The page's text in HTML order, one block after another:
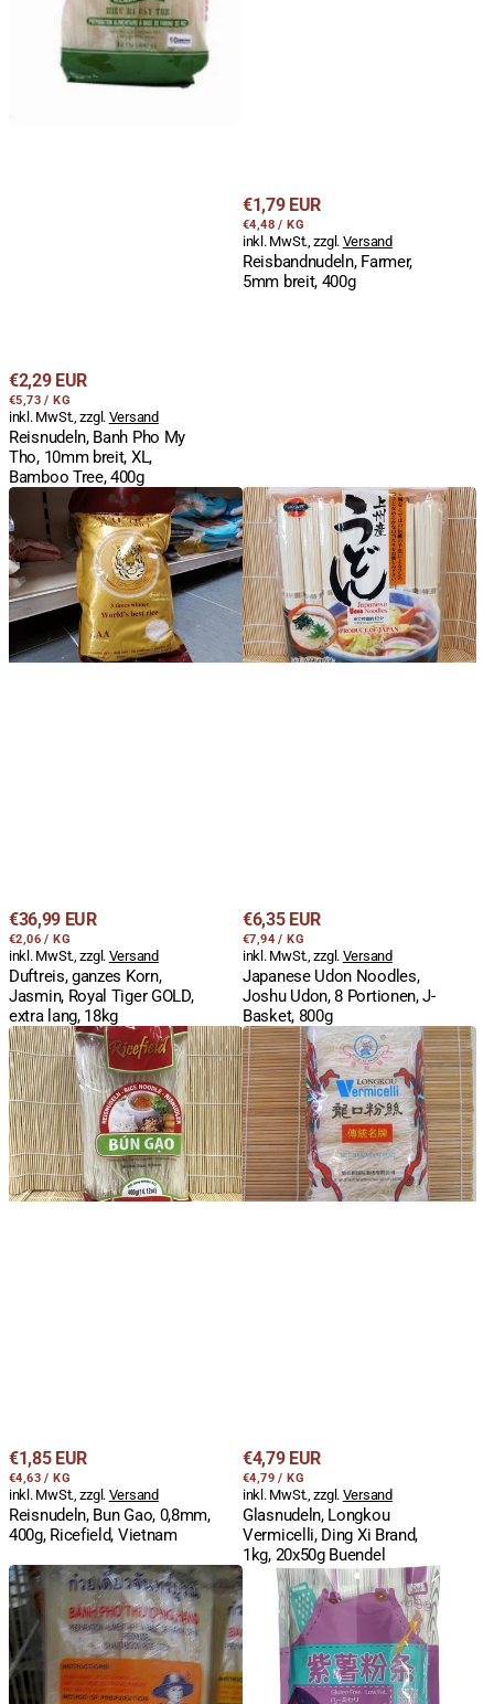
Regulärer
Preis
€2,29 EUR
STÜCKPREIS
€5,73 / PRO
KG
inkl. MwSt., zzgl. Versand
Reisnudeln, Banh Pho My
Tho, 10mm breit, XL,
Bamboo Tree, 400g
Regulärer
Preis
€1,79 EUR
STÜCKPREIS
€4,48 / PRO
KG
inkl. MwSt., zzgl. Versand
Reisbandnudeln, Farmer,
5mm breit, 400g
Duftreis,
ganzes
Korn,
Jasmin,
Royal
Tiger
GOLD,
extra
lang,
Regulärer
Preis
€36,99 EUR
STÜCKPREIS
€2,06 / PRO
KG
inkl. MwSt., zzgl. Versand
Duftreis, ganzes Korn,
Jasmin, Royal Tiger GOLD,
extra lang, 18kg
Japanese
Udon
Noodles,
Joshu
Udon,
8
Portionen,
J-
Basket,
Regulärer
Preis
€6,35 EUR
STÜCKPREIS
€7,94 / PRO
KG
inkl. MwSt., zzgl. Versand
Japanese Udon Noodles,
Joshu Udon, 8 Portionen, J-
Basket, 800g
Reisnudeln,
Bun
Gao,
0,8mm,
400g,
Ricefield,
Vietnam
Regulärer
Preis
€1,85 EUR
STÜCKPREIS
€4,63 / PRO
KG
inkl. MwSt., zzgl. Versand
Reisnudeln, Bun Gao, 0,8mm,
400g, Ricefield, Vietnam
Glasnudeln,
Longkou
Vermicelli,
Ding
Xi
Brand,
1kg,
20x50g
Buendel
Regulärer
Preis
€4,79 EUR
STÜCKPREIS
€4,79 / PRO
KG
inkl. MwSt., zzgl. Versand
Glasnudeln, Longkou
Vermicelli, Ding Xi Brand,
1kg, 20x50g Buendel
Reisbandnudeln,
Farmer,
10mm
breit,
Sticks,
gerade,
400g
Süßkartoffelnudeln
Dünn
Lila,
JING
YI
GEN,
500g